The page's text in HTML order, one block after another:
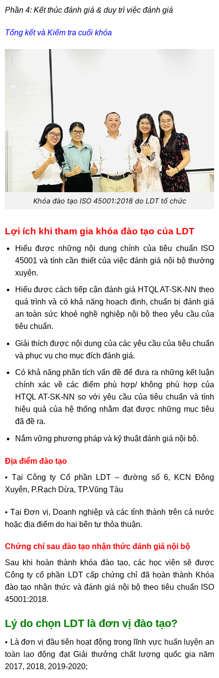
Phần 4: Kết thúc đánh giá & duy trì việc đánh giá
Tổng kết và Kiểm tra cuối khóa
Khóa đào tạo ISO 45001:2018 do LDT tổ chức
Lợi ích khi tham gia khóa đào tạo của LDT
Hiểu được những nội dung chính của tiêu chuẩn ISO
45001 và tính cần thiết của việc đánh giá nội bộ thường
xuyên.
Hiểu được cách tiếp cận đánh giá HTQL AT-SK-NN theo
quá trình và có khả năng hoạch định, chuẩn bị đánh giá
an toàn sức khoẻ nghề nghiệp nội bộ theo yêu cầu của
tiêu chuẩn.
Giải thích được nội dung của các yêu cầu của tiêu chuẩn
và phục vụ cho mục đích đánh giá.
Có khả năng phân tích vấn đề để đưa ra những kết luận
chính xác về các điểm phù hợp/ không phù hợp của
HTQL AT-SK-NN so với yêu cầu của tiêu chuẩn và tính
hiệu quả của hệ thống nhằm đạt được những mục tiêu
đã đề ra.
Nắm vững phương pháp và kỹ thuật đánh giá nội bộ.
Địa điểm đào tạo
• Tại Công ty Cổ phần LDT – đường số 6, KCN Đông
Xuyên, P.Rạch Dừa, TP.Vũng Tàu
• Tại Đơn vị, Doanh nghiệp và các tỉnh thành trên cả nước
hoặc địa điểm do hai bên tự thỏa thuận.
Chứng chỉ sau đào tạo nhận thức đánh giá nội bộ
Sau khi hoàn thành khóa đào tạo, các học viên sẽ được
Công ty cổ phần LDT cấp chứng chỉ đã hoàn thành Khóa
đào tạo nhận thức và đánh giá nội bộ theo tiêu chuẩn ISO
45001:2018.
Lý do chọn LDT là đơn vị đào tạo?
• Là đơn vị đầu tiên hoạt động trong lĩnh vực huấn luyện an
toàn lao động đạt Giải thưởng chất lượng quốc gia năm
2017, 2018, 2019-2020;